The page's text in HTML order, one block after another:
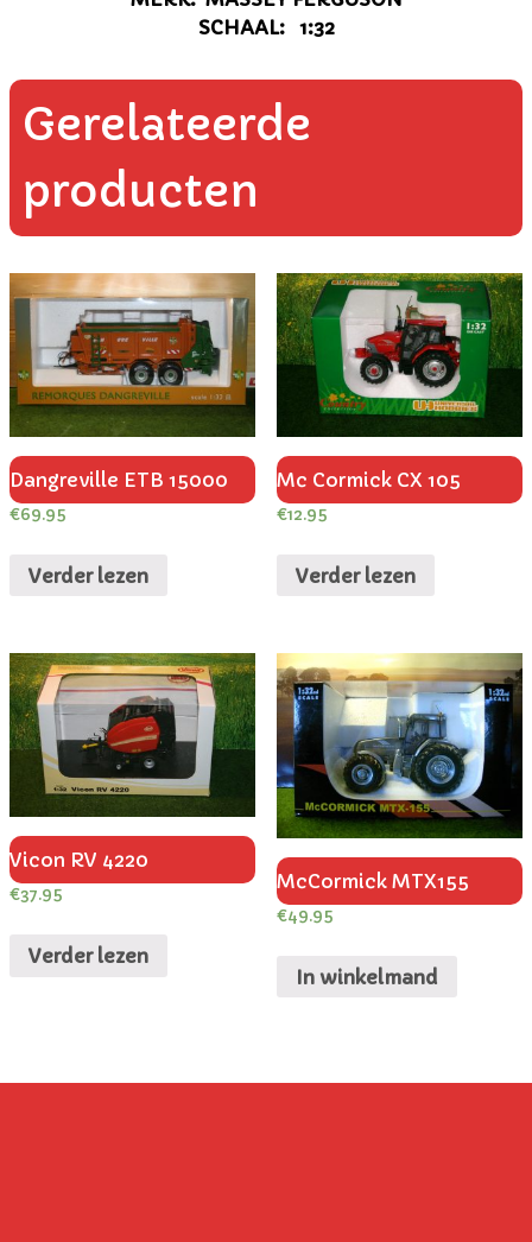
SCHAAL: 1:32
Gerelateerde
producten
Dangreville ETB 15000
€69.95
Verder lezen
Mc Cormick CX 105
€12.95
Verder lezen
Vicon RV 4220
€37.95
Verder lezen
McCormick MTX155
€49.95
In winkelmand